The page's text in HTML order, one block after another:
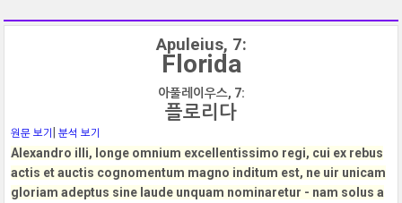
Apuleius, 7:
Florida
아풀레이우스, 7:
플로리다
원문 보기|분석 보기
Alexandro illi, longe omnium excellentissimo regi, cui ex rebus
actis et auctis cognomentum magno inditum est, ne uir unicam
gloriam adeptus sine laude unquam nominaretur - nam solus a